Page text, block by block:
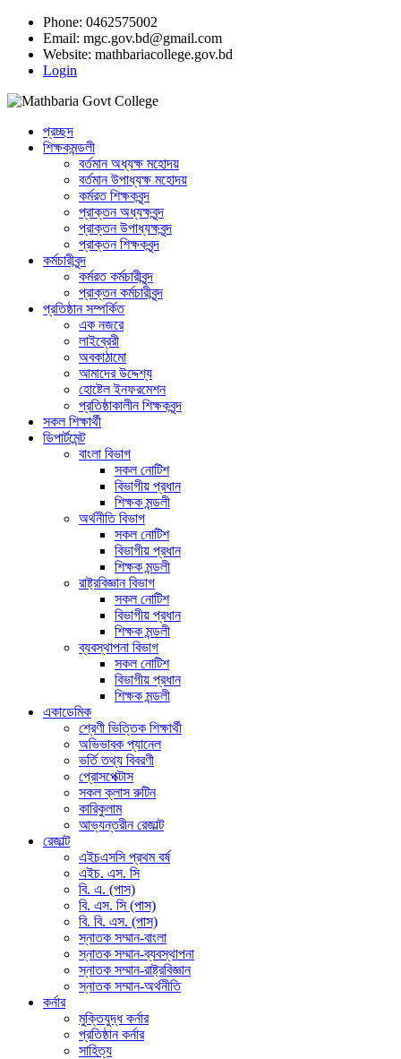
Phone: 0462575002
Email: mgc.gov.bd@gmail.com
Website: mathbariacollege.gov.bd
Login
প্রচ্ছদ
শিক্ষকমন্ডলী
বর্তমান অধ্যক্ষ মহোদয়
বর্তমান ‌উপাধ্যক্ষ মহোদয়
কর্মরত শিক্ষকবৃন্দ
প্রাক্তন অধ্যক্ষবৃন্দ
প্রাক্তন উপাধ্যক্ষবৃন্দ
প্রাক্তন শিক্ষকবৃন্দ
কর্মচারীবৃন্দ
কর্মরত কর্মচারীবৃন্দ
প্রাক্তন কর্মচারীবৃন্দ
প্রতিষ্ঠান সম্পর্কিত
এক নজরে
লাইব্রেরী
অবকাঠামো
আমাদের উদ্দেশ্য
হোষ্টেল ইনফরমেশন
প্রতিষ্ঠাকালীন শিক্ষকবৃন্দ
সকল শিক্ষার্থী
ডিপার্টমেন্ট
বাংলা বিভাগ
সকল নোটিশ
বিভাগীয় প্রধান
শিক্ষক মন্ডলী
অর্থনীতি বিভাগ
সকল নোটিশ
বিভাগীয় প্রধান
শিক্ষক মন্ডলী
রাষ্ট্রবিজ্ঞান বিভাগ
সকল নোটিশ
বিভাগীয় প্রধান
শিক্ষক মন্ডলী
ব্যবস্থাপনা বিভাগ
সকল নোটিশ
বিভাগীয় প্রধান
শিক্ষক মন্ডলী
একাডেমিক
শ্রেণী ভিত্তিক শিক্ষার্থী
অভিভাবক প্যানেল
ভর্তি তথ্য বিবরণী
প্রোসপেক্টাস
সকল ক্লাস রুটিন
কারিকুলাম
আভ্যন্তরীন রেজাল্ট
রেজাল্ট
এইচএসসি প্রথম বর্ষ
এইচ. এস. সি
বি. এ. (পাস)
বি. এস. সি (পাস)
বি. বি. এস. (পাস)
স্নাতক সম্মান-বাংলা
স্নাতক সম্মান-ব্যবস্থাপনা
স্নাতক সম্মান-রাষ্ট্রবিজ্ঞান
স্নাতক সম্মান-অর্থনীতি
কর্নার
মুক্তিযুদ্ধ কর্নার
প্রতিষ্ঠান কর্নার
সাহিত্য